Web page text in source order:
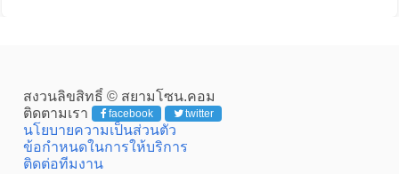
สงวนลิขสิทธิ์ © สยามโซน.คอม
ติดตามเรา
facebook twitter
นโยบายความเป็นส่วนตัว
ข้อกำหนดในการให้บริการ
ติดต่อทีมงาน